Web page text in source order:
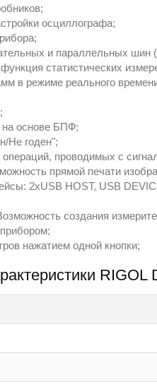
осциллографа;
и параллельных шин
статистических
в режиме реального
на основе БПФ;
Не годен";
проводимых с
прямой печати
2хUSB HOST, USB
создания
нажатием одной кнопки;
RIGOL